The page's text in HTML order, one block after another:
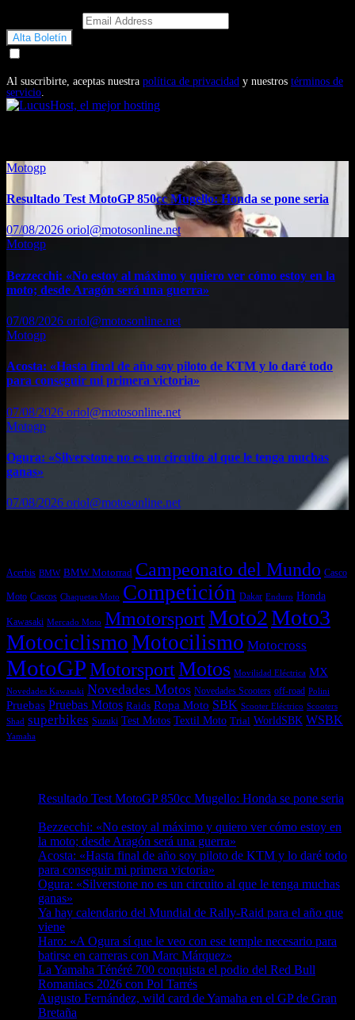
Al suscribirte, aceptas nuestra política de privacidad y nuestros términos de
servicio.
Motogp
Resultado Test MotoGP 850cc Mugello: Honda se pone seria
07/08/2026 oriol@motosonline.net
Motogp
Bezzecchi: «No estoy al máximo y quiero ver cómo estoy en la
moto; desde Aragón será una guerra»
07/08/2026 oriol@motosonline.net
Motogp
Acosta: «Hasta final de año soy piloto de KTM y lo daré todo
para conseguir mi primera victoria»
07/08/2026 oriol@motosonline.net
Motogp
Ogura: «Silverstone no es un circuito al que le tenga muchas
ganas»
07/08/2026 oriol@motosonline.net
Acerbis BMW BMW Motorrad Campeonato del Mundo Casco
Moto Cascos Chaquetas Moto Competición Dakar Enduro Honda
Kawasaki Mercado Moto MmotorsportMoto2Moto3
MotociclismoMotocilismo Motocross
MotoGPMotorsportMotos Movilidad Eléctrica MX
Novedades Kawasaki Novedades Motos Novedades Scooters off-road Polini
Pruebas Pruebas Motos Raids Ropa Moto SBK Scooter Eléctrico Scooters
Shad superbikes Suzuki Test Motos Textil Moto Trial WorldSBK WSBK
Yamaha
Resultado Test MotoGP 850cc Mugello: Honda se pone seria
Bezzecchi: «No estoy al máximo y quiero ver cómo estoy en
la moto; desde Aragón será una guerra»
Acosta: «Hasta final de año soy piloto de KTM y lo daré todo
para conseguir mi primera victoria»
Ogura: «Silverstone no es un circuito al que le tenga muchas
ganas»
Ya hay calendario del Mundial de Rally-Raid para el año que
viene
Haro: «A Ogura sí que le veo con ese temple necesario para
batirse en carreras con Marc Márquez»
La Yamaha Ténéré 700 conquista el podio del Red Bull
Romaniacs 2026 con Pol Tarrés
Augusto Fernández, wild card de Yamaha en el GP de Gran
Bretaña